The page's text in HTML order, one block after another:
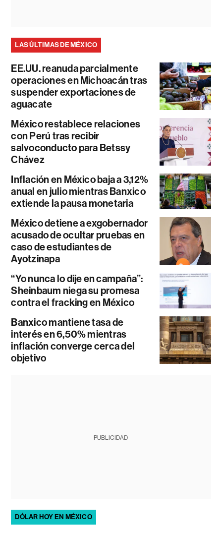
LAS ÚLTIMAS DE MÉXICO
EE.UU. reanuda parcialmente
operaciones en Michoacán tras
suspender exportaciones de
aguacate
México restablece relaciones
con Perú tras recibir
salvoconducto para Betssy
Chávez
Inflación en México baja a 3,12%
anual en julio mientras Banxico
extiende la pausa monetaria
México detiene a exgobernador
acusado de ocultar pruebas en
caso de estudiantes de
Ayotzinapa
“Yo nunca lo dije en campaña”:
Sheinbaum niega su promesa
contra el fracking en México
Banxico mantiene tasa de
interés en 6,50% mientras
inflación converge cerca del
objetivo
PUBLICIDAD
DÓLAR HOY EN MÉXICO